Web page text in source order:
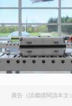
廣告（請繼續閱讀本文）